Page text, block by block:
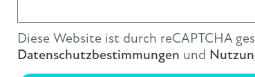
Diese Website ist durch reCAPTCHA
Datenschutzbestimmungen und